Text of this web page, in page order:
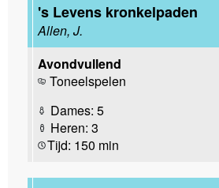
's Levens kronkelpaden
Allen, J.
Avondvullend
Toneelspelen
Dames: 5
Heren: 3
Tijd: 150 min